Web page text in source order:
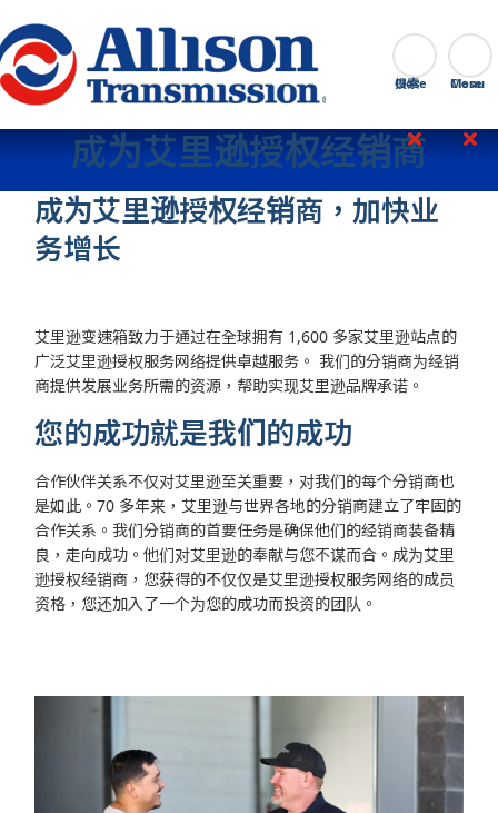
Go Home 搜索
Close
成为艾里逊授权经销商
成为艾里逊授权经销商，加快业
务增长
艾里逊变速箱致力于通过在全球拥有 1,600 多家艾里逊站点的
广泛艾里逊授权服务网络提供卓越服务。 我们的分销商为经销
商提供发展业务所需的资源，帮助实现艾里逊品牌承诺。
您的成功就是我们的成功
合作伙伴关系不仅对艾里逊至关重要，对我们的每个分销商也
是如此。70 多年来，艾里逊与世界各地的分销商建立了牢固的
合作关系。我们分销商的首要任务是确保他们的经销商装备精
良，走向成功。他们对艾里逊的奉献与您不谋而合。成为艾里
逊授权经销商，您获得的不仅仅是艾里逊授权服务网络的成员
资格，您还加入了一个为您的成功而投资的团队。